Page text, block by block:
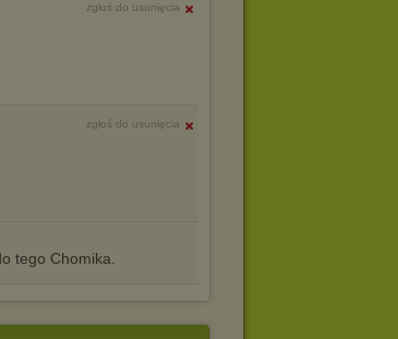
zgłoś do usunięcia
zgłoś do usunięcia
tego Chomika.